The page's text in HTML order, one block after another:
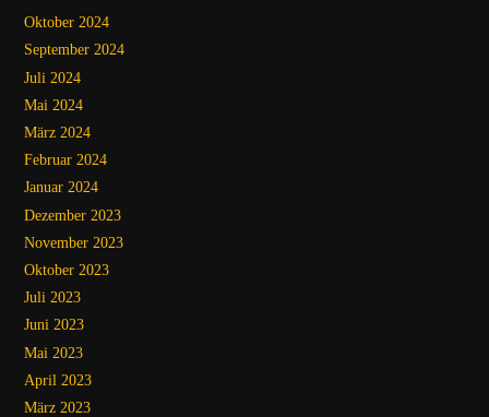
Oktober 2024
September 2024
Juli 2024
Mai 2024
März 2024
Februar 2024
Januar 2024
Dezember 2023
November 2023
Oktober 2023
Juli 2023
Juni 2023
Mai 2023
April 2023
März 2023